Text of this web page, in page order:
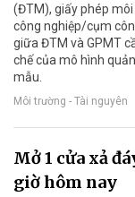
(ĐTM), giấy phép
công nghiệp/cụm
giữa ĐTM và GPMT
chế của mô hình
mẫu.
Môi trường - Tài nguyên
Mở 1 cửa xả
giờ hôm nay